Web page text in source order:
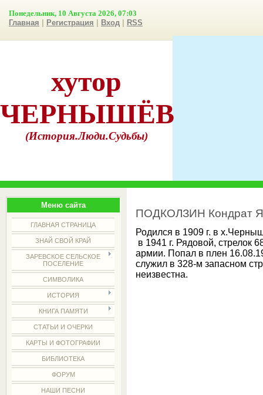
Понедельник, 10 Августа 2026, 07:03
Главная
Регистрация Вход RSS
хутор
ЧЕРНЫШЁВ
(История.Люди.Судьбы)
Меню сайта
ГЛАВНАЯ СТРАНИЦА
ЗНАЙ СВОЙ КРАЙ
ЗАРЕВСКОЕ СЕЛЬСКОЕ
ПОСЕЛЕНИЕ
СИМВОЛИКА
ИСТОРИЯ
КНИГА ПАМЯТИ
СТАТЬИ И ОЧЕРКИ
КАРТЫ И ФОТОГРАФИИ
БИБЛИОТЕКА
ФОРУМ
НАШИ ПЕСНИ
ПОДКОЛЗИН Кондрат
Родился в 1909 г. в
в 1941 г. Рядовой, стрелок
армии. Попал в плен
служил в 328-м запасном
неизвестна.